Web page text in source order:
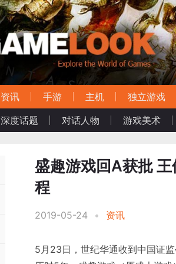
资讯 手游 主机 独立游戏
深度话题
对话人物 游戏美术
盛趣游戏回A获批
程
2019-05-24 • 资讯
5月23日，世纪华通收到中国证